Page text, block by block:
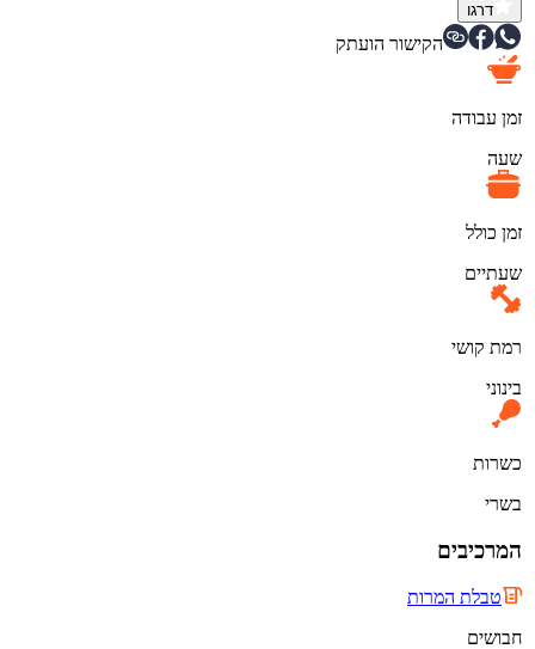
דרגו
הקישור הועתק
זמן עבודה
שעה
זמן כולל
שעתיים
רמת קושי
בינוני
כשרות
בשרי
המרכיבים
טבלת המרות
חבושים